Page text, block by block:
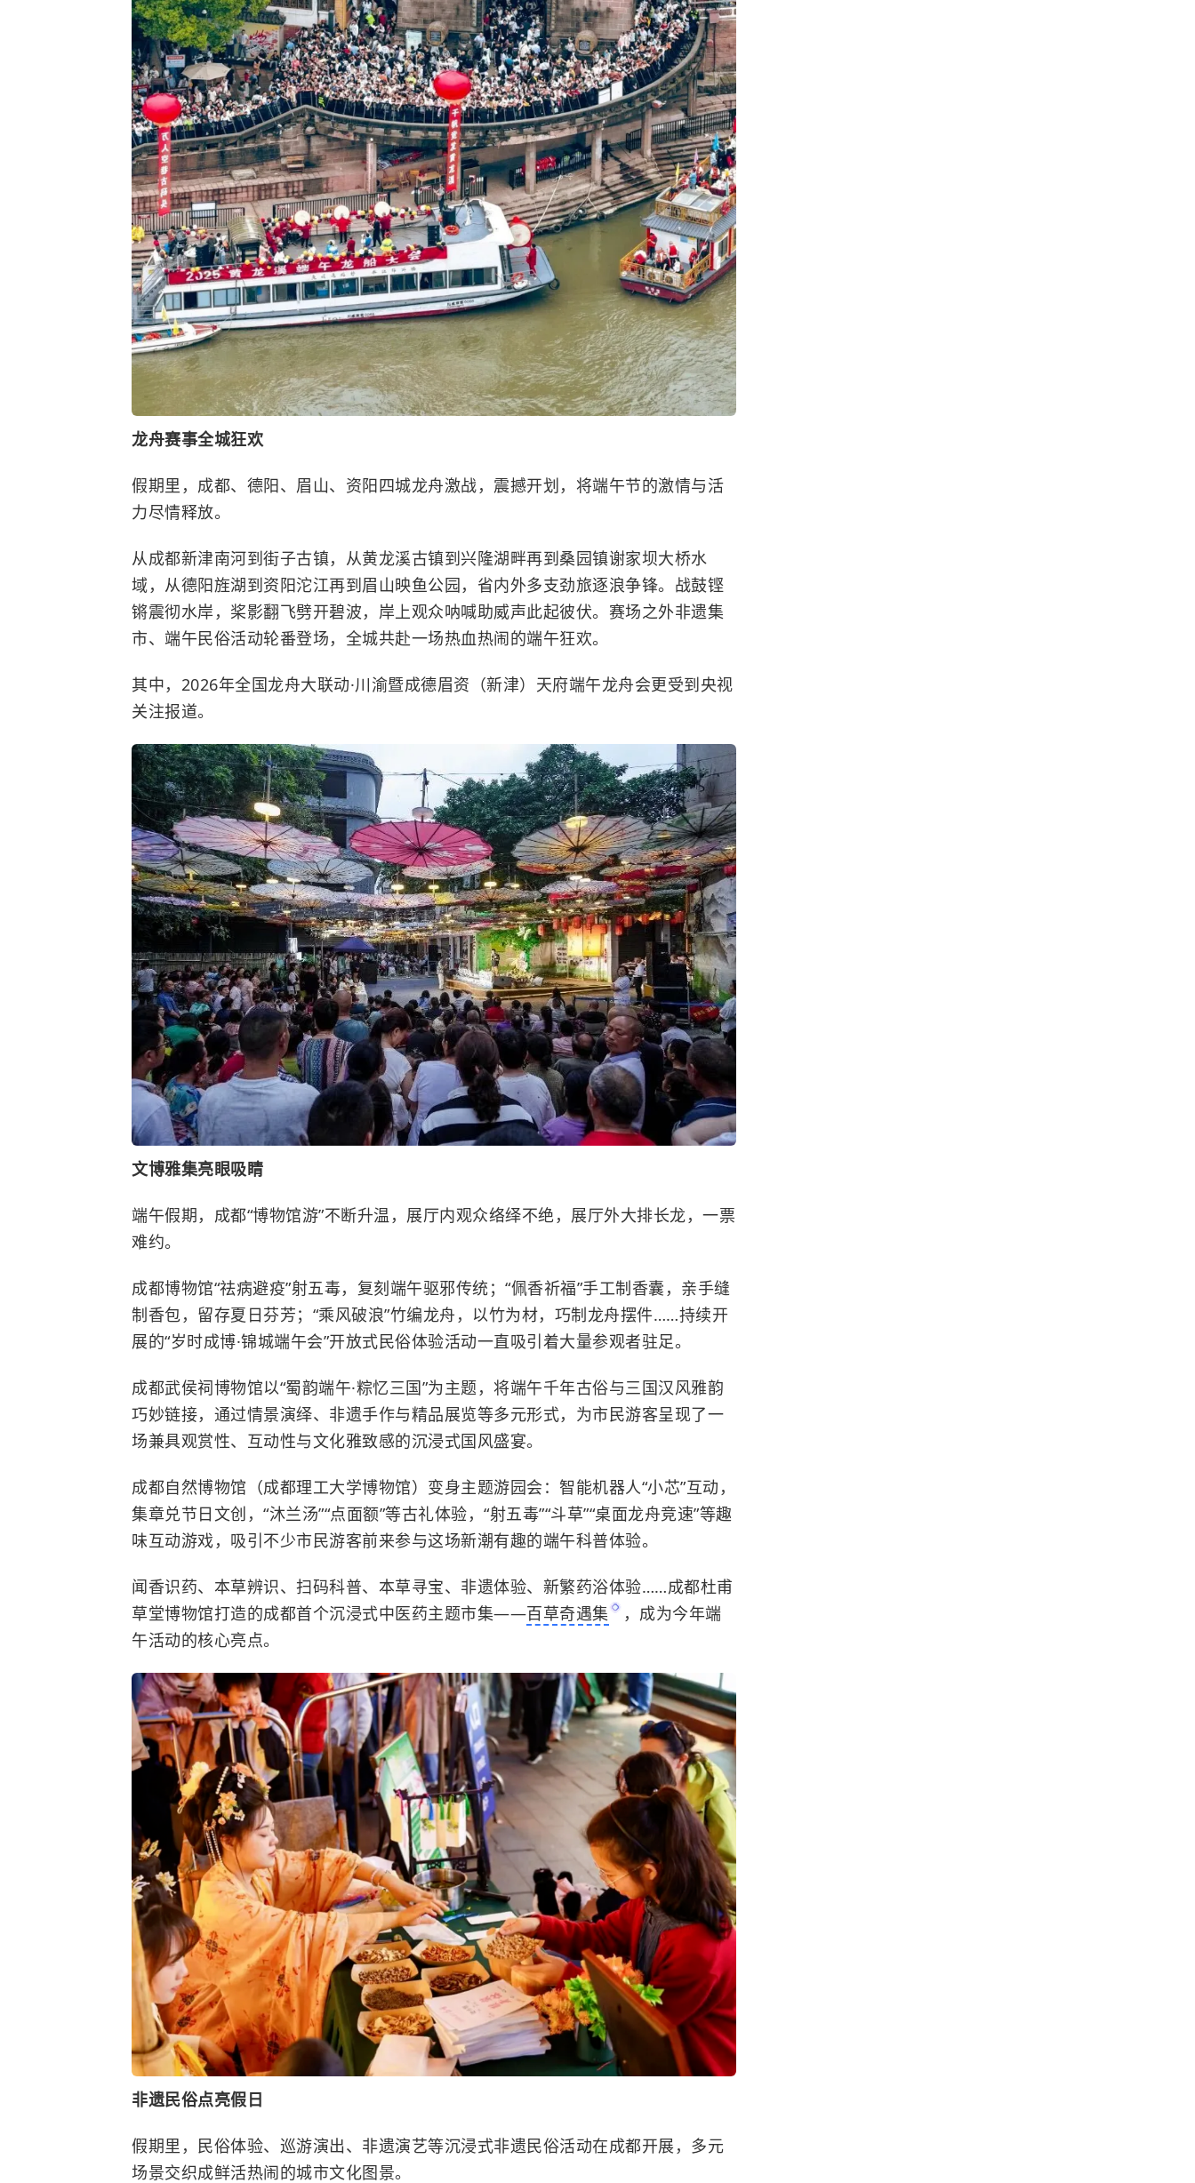
龙舟赛事全城狂欢
假期里，成都、德阳、眉山、资阳四城龙舟激战，震撼开划，将端午节的激情与活
力尽情释放。
从成都新津南河到街子古镇，从黄龙溪古镇到兴隆湖畔再到桑园镇谢家坝大桥水
域，从德阳旌湖到资阳沱江再到眉山映鱼公园，省内外多支劲旅逐浪争锋。战鼓铿
锵震彻水岸，桨影翻飞劈开碧波，岸上观众呐喊助威声此起彼伏。赛场之外非遗集
市、端午民俗活动轮番登场，全城共赴一场热血热闹的端午狂欢。
其中，2026年全国龙舟大联动·川渝暨成德眉资（新津）天府端午龙舟会更受到央视
关注报道。
文博雅集亮眼吸睛
端午假期，成都“博物馆游”不断升温，展厅内观众络绎不绝，展厅外大排长龙，一票
难约。
成都博物馆“祛病避疫”射五毒，复刻端午驱邪传统；“佩香祈福”手工制香囊，亲手缝
制香包，留存夏日芬芳；“乘风破浪”竹编龙舟，以竹为材，巧制龙舟摆件……持续开
展的“岁时成博·锦城端午会”开放式民俗体验活动一直吸引着大量参观者驻足。
成都武侯祠博物馆以“蜀韵端午·粽忆三国”为主题，将端午千年古俗与三国汉风雅韵
巧妙链接，通过情景演绎、非遗手作与精品展览等多元形式，为市民游客呈现了一
场兼具观赏性、互动性与文化雅致感的沉浸式国风盛宴。
成都自然博物馆 （成都理工大学博物馆）变身主题游园会：智能机器人“小芯”互动，
集章兑节日文创，“沐兰汤”“点面额”等古礼体验，“射五毒”“斗草”“桌面龙舟竞速”等趣
味互动游戏，吸引不少市民游客前来参与这场新潮有趣的端午科普体验。
闻香识药、本草辨识、扫码科普、本草寻宝、非遗体验、新繁药浴体验……成都杜甫
草堂博物馆打造的成都首个沉浸式中医药主题市集——百草奇遇集
，成为今年端
午活动的核心亮点。
非遗民俗点亮假日
假期里，民俗体验、巡游演出、非遗演艺等沉浸式非遗民俗活动在成都开展，多元
场景交织成鲜活热闹的城市文化图景。